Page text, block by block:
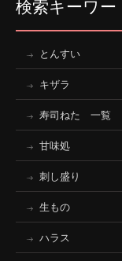
検索キーワー
とんすい
キザラ
寿司ねた 一覧
甘味処
刺し盛り
生もの
ハラス